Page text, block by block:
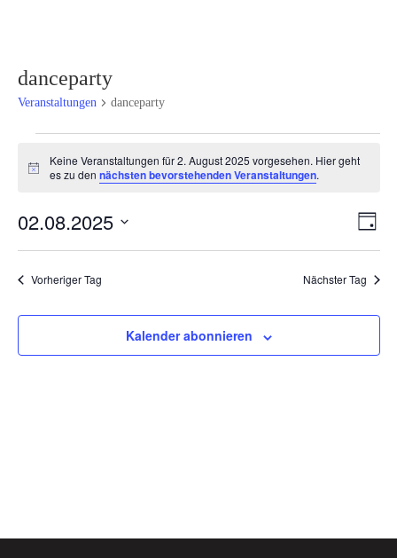
danceparty
Veranstaltungen danceparty
für
August
2025
Hinweis
Keine Veranstaltungen für 2. August 2025 vorgesehen. Hier geht
es zu den nächsten bevorstehenden Veranstaltungen.
Tag
02.08.2025
Vorheriger Tag Nächster Tag
Kalender abonnieren